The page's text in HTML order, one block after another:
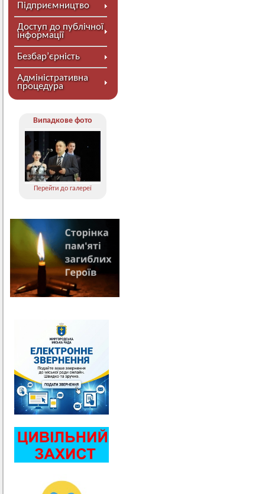
Підприємництво
Доступ до публічної
інформації
Безбар’єрність
Адміністративна
процедура
Випадкове фото
Перейти до галереї